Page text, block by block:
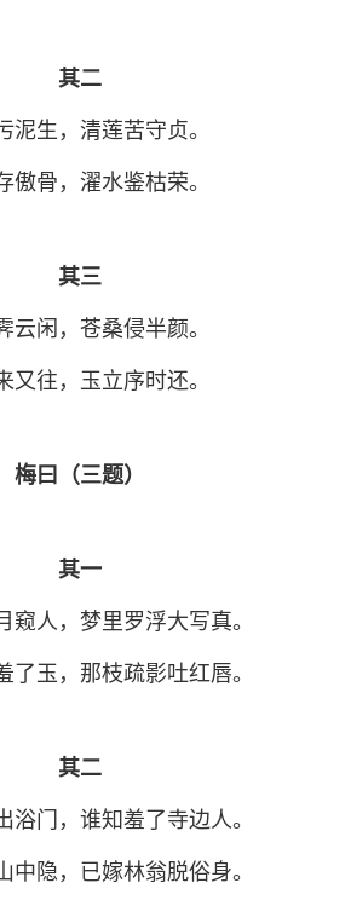
其二
泥生，清莲苦守贞。
傲骨，濯水鉴枯荣。
其三
云闲，苍桑侵半颜。
又往，玉立序时还。
梅曰（三题）
其一
窥人，梦里罗浮大写真。
了玉，那枝疏影吐红唇。
其二
浴门，谁知羞了寺边人。
中隐，已嫁林翁脱俗身。